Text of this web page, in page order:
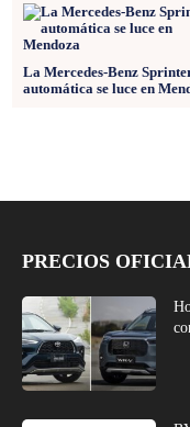
La Mercedes-Benz
automática se luce en
PRECIOS